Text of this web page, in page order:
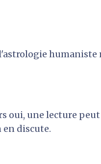
humaniste
oui, une lecture
en discute.